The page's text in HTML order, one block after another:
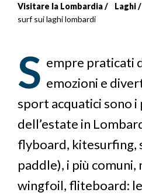
Briciole
pane
Visitare la Lombardia Laghi
surf sui laghi lombardi
S empre praticati
emozioni e
sport acquatici sono
dell’estate in
flyboard, kitesurfing,
paddle), i più comuni,
wingfoil, fliteboard: